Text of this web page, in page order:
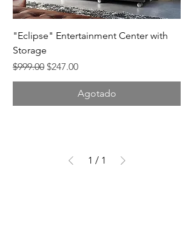
"Eclipse" Entertainment Center with
Storage
Precio
$999.00 Precio de oferta
$247.00
Agotado
1 / 1